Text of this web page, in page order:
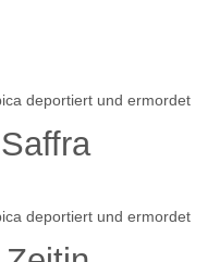
deportiert und ermordet
deportiert und ermordet